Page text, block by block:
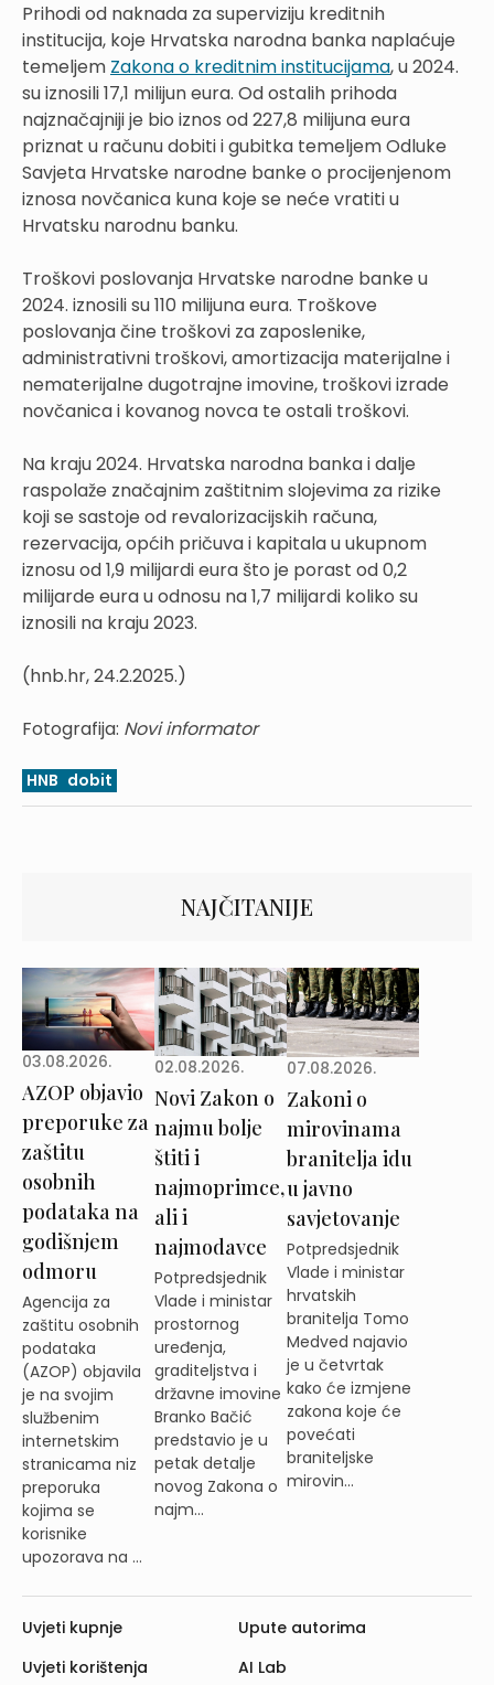
Prihodi od naknada za superviziju kreditnih
institucija, koje Hrvatska narodna banka naplaćuje
temeljem Zakona o kreditnim institucijama, u 2024.
su iznosili 17,1 milijun eura. Od ostalih prihoda
najznačajniji je bio iznos od 227,8 milijuna eura
priznat u računu dobiti i gubitka temeljem Odluke
Savjeta Hrvatske narodne banke o procijenjenom
iznosa novčanica kuna koje se neće vratiti u
Hrvatsku narodnu banku.
Troškovi poslovanja Hrvatske narodne banke u
2024. iznosili su 110 milijuna eura. Troškove
poslovanja čine troškovi za zaposlenike,
administrativni troškovi, amortizacija materijalne i
nematerijalne dugotrajne imovine, troškovi izrade
novčanica i kovanog novca te ostali troškovi.
Na kraju 2024. Hrvatska narodna banka i dalje
raspolaže značajnim zaštitnim slojevima za rizike
koji se sastoje od revalorizacijskih računa,
rezervacija, općih pričuva i kapitala u ukupnom
iznosu od 1,9 milijardi eura što je porast od 0,2
milijarde eura u odnosu na 1,7 milijardi koliko su
iznosili na kraju 2023.
(hnb.hr, 24.2.2025.)
Fotografija: Novi informator
HNB dobit
NAJČITANIJE
03.08.2026.
AZOP objavio
preporuke za
zaštitu
osobnih
podataka na
godišnjem
odmoru
Agencija za
zaštitu osobnih
podataka
(AZOP) objavila
je na svojim
službenim
internetskim
stranicama niz
preporuka
kojima se
korisnike
upozorava na ...
02.08.2026.
Novi Zakon o
najmu bolje
štiti i
najmoprimce,
ali i
najmodavce
Potpredsjednik
Vlade i ministar
prostornog
uređenja,
graditeljstva i
državne imovine
Branko Bačić
predstavio je u
petak detalje
novog Zakona o
najm...
07.08.2026.
Zakoni o
mirovinama
branitelja idu
u javno
savjetovanje
Potpredsjednik
Vlade i ministar
hrvatskih
branitelja Tomo
Medved najavio
je u četvrtak
kako će izmjene
zakona koje će
povećati
braniteljske
mirovin...
Uvjeti kupnje
Uvjeti korištenja
Upute autorima
AI Lab